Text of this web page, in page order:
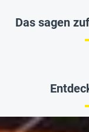
Das sagen